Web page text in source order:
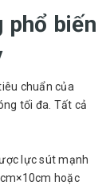
phổ biến
chuẩn của
tối đa. Tất cả
lực sút mạnh
hoặc